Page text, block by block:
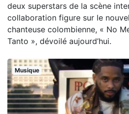
deux superstars de la scène
collaboration figure sur le
chanteuse colombienne, « No
Tanto », dévoilé aujourd’hui.
Musique